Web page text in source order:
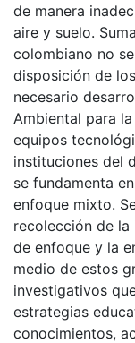
de manera
aire y suelo.
colombiano no
disposición de
necesario
Ambiental para
equipos
instituciones del
se fundamenta
enfoque mixto.
recolección de
de enfoque y la
medio de estos
investigativos
estrategias
conocimientos,